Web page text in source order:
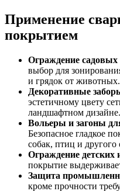
Применение
покрытием
Ограждение
выбор для
и грядок от животных.
Декоративные
эстетичному цвету
ландшафтном дизайне.
Вольеры и загоны
Безопасное гладкое
собак, птиц и другого
Ограждение
покрытие
Защита
кроме прочности